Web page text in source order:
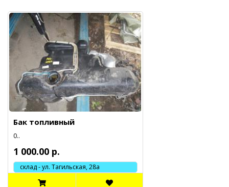
Бак топливный
0..
1 000.00 р.
склад - ул. Тагильская, 28а